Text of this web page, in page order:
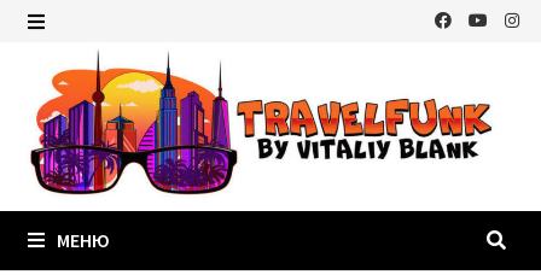
Перейти
содержимому
МЕНЮ